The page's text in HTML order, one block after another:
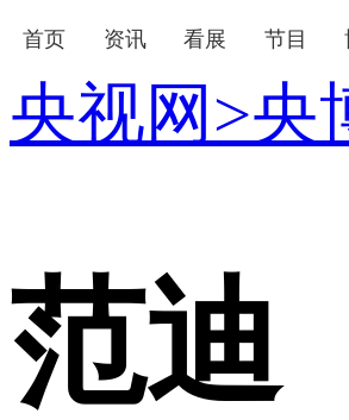
首页 资讯 看展 节目
下次
央视网>央
范迪